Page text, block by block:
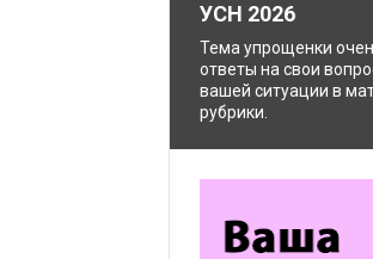
УСН 2026
Тема упрощенки
ответы на свои
вашей ситуации в
рубрики.